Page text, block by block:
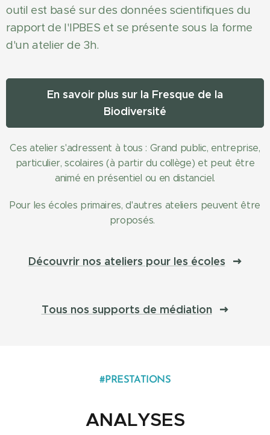
outil est basé sur des données scientifiques du
rapport de l'IPBES et se présente sous la forme
d'un atelier de 3h.
En savoir plus sur la Fresque de la
Biodiversité
Ces atelier s'adressent à tous : Grand public, entreprise,
particulier, scolaires (à partir du collège) et peut être
animé en présentiel ou en distanciel.
Pour les écoles primaires, d'autres ateliers peuvent être
proposés.
Découvrir nos ateliers pour les écoles
Tous nos supports de médiation
#PRESTATIONS
ANALYSES